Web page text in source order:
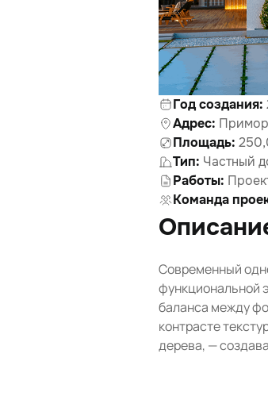
Год создания:
Адрес:
Площадь:
Тип: Частный
Работы:
Команда
Современный
функциональной
баланса между
контрасте
дерева, —